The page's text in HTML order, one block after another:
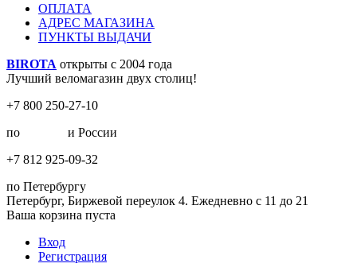
ОПЛАТА
АДРЕС МАГАЗИНА
ПУНКТЫ ВЫДАЧИ
BIROTA открыты с 2004 года
Лучший веломагазин двух столиц!
+7 800 250-27-10
по
и России
+7 812 925-09-32
по Петербургу
Петербург, Биржевой переулок 4. Ежедневно с 11 до 21
Ваша корзина пуста
Вход
Регистрация